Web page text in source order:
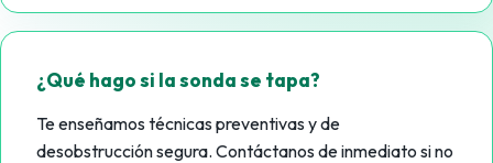
¿Qué hago si la sonda se tapa?
Te enseñamos técnicas preventivas y de
desobstrucción segura. Contáctanos de inmediato si no